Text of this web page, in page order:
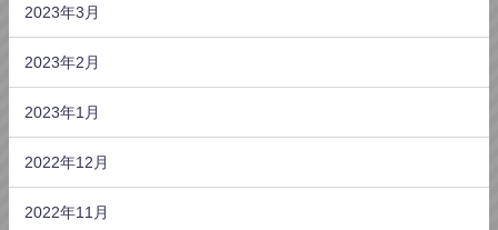
2023年3月
2023年2月
2023年1月
2022年12月
2022年11月